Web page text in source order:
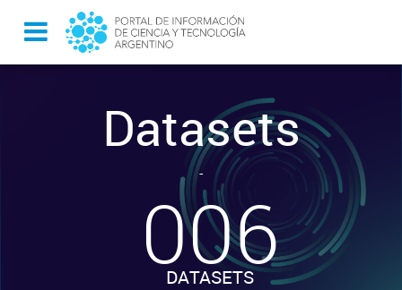
Datasets
-
006
DATASETS